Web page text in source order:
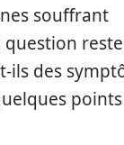
souffrant
question
des